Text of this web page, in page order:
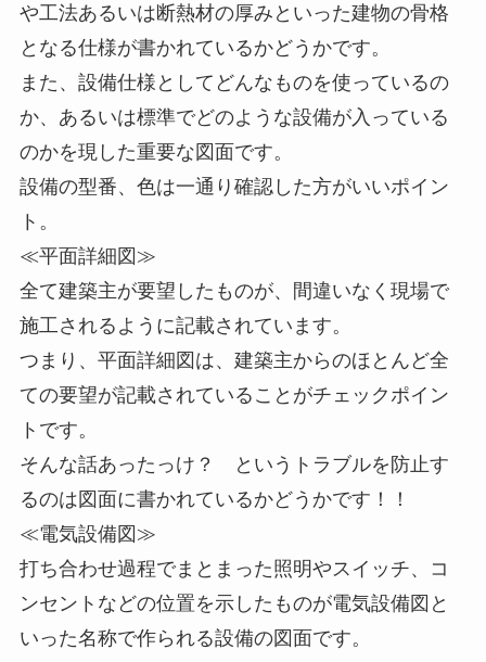
や工法あるいは断熱材の厚みといった建物の骨格
となる仕様が書かれているかどうかです。
また、設備仕様としてどんなものを使っているの
か、あるいは標準でどのような設備が入っている
のかを現した重要な図面です。
設備の型番、色は一通り確認した方がいいポイン
ト。
≪平面詳細図≫
全て建築主が要望したものが、間違いなく現場で
施工されるように記載されています。
つまり、平面詳細図は、建築主からのほとんど全
ての要望が記載されていることがチェックポイン
トです。
そんな話あったっけ？ というトラブルを防止す
るのは図面に書かれているかどうかです！！
≪電気設備図≫
打ち合わせ過程でまとまった照明やスイッチ、コ
ンセントなどの位置を示したものが電気設備図と
いった名称で作られる設備の図面です。